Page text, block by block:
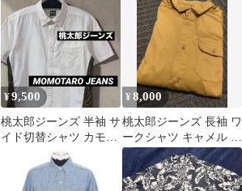
¥9,500
桃太郎ジーンズ 半袖 サ
イド切替シャツ カモフ
ラージュ柄 ホワイト 40
日本製
¥8,000
桃太郎ジーンズ 長袖 ワ
ークシャツ キャメル 40
日本製